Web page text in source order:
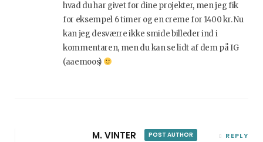
hvad du har givet for dine projekter, men jeg fik
for eksempel 6 timer og en creme for 1400 kr. Nu
kan jeg desværre ikke smide billeder ind i
kommentaren, men du kan se lidt af dem på IG
(aaemoos)
M. VINTER
POST AUTHOR
REPLY